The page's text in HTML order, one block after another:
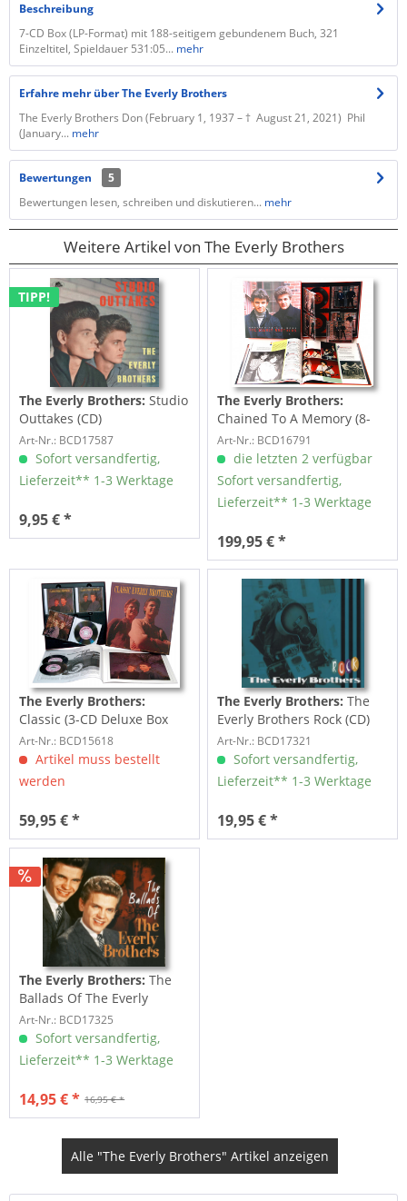
Beschreibung
7-CD Box (LP-Format) mit 188-seitigem gebundenem Buch, 321
Einzeltitel, Spieldauer 531:05... mehr
Erfahre mehr über The Everly Brothers
The Everly Brothers Don (February 1, 1937 – † August 21, 2021) Phil
(January... mehr
Bewertungen
5
Bewertungen lesen, schreiben und diskutieren... mehr
Weitere Artikel von The Everly Brothers
TIPP!
The Everly Brothers:Studio
Outtakes (CD)
Art-Nr.: BCD17587
Sofort versandfertig,
Lieferzeit** 1-3 Werktage
9,95 € *
The Everly Brothers:
Chained To A Memory (8-
CD & 1-DVD Deluxe Box Set)
Art-Nr.: BCD16791
die letzten 2 verfügbar
Sofort versandfertig,
Lieferzeit** 1-3 Werktage
199,95 € *
The Everly Brothers:
Classic (3-CD Deluxe Box
Set)
Art-Nr.: BCD15618
Artikel muss bestellt
werden
59,95 € *
The Everly Brothers:The
Everly Brothers Rock (CD)
Art-Nr.: BCD17321
Sofort versandfertig,
Lieferzeit** 1-3 Werktage
19,95 € *
The Everly Brothers:The
Ballads Of The Everly
Brothers (CD)
Art-Nr.: BCD17325
Sofort versandfertig,
Lieferzeit** 1-3 Werktage
16,95 € *
14,95 € *
Alle "The Everly Brothers" Artikel anzeigen